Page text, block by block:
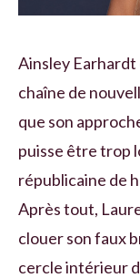
Ainsley
chaîne de
que son
puisse être trop
républicaine de
Après tout,
clouer son faux
cercle intérieur